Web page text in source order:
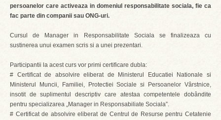
persoanelor care activeaza in domeniul responsabilitate sociala, fie ca
fac parte din companii sau ONG-uri.
Cursul de Manager in Responsabilitate Sociala se finalizeaza cu
sustinerea unui examen scris si a unei prezentari.
Participantii la acest curs vor primi certificare dubla:
# Certificat de absolvire eliberat de Ministerul Educatiei Nationale si
Ministerul Muncii, Familiei, Protectiei Sociale si Persoanelor Vârstnice,
insotit de suplimentul descriptiv care atestaa competentele dobândite
pentru specializarea „Manager in Responsabiliate Sociala”.
# Certificat de absolvire eliberat de Centrul de Resurse pentru Cetatenie